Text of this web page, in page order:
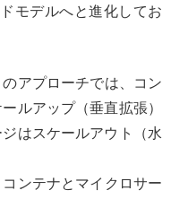
モデルへと進化してお
のアプローチでは、コン
ルアップ（垂直拡張）
はスケールアウト（水
コンテナとマイクロサー